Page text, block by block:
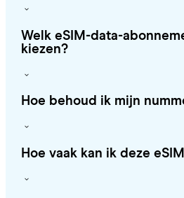
Welk eSIM-data-
kiezen?
Hoe behoud ik mijn
Hoe vaak kan ik deze